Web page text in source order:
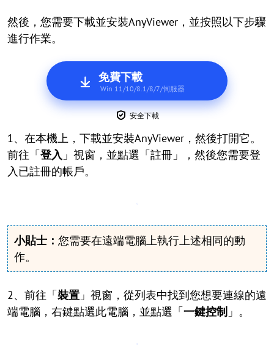
然後，您需要下載並安裝AnyViewer，並按照以下步驟
進行作業。
免費下載
Win 11/10/8.1/8/7/伺服器
安全下載
1、在本機上，下載並安裝AnyViewer，然後打開它。
前往「登入 」視窗，並點選「註冊」，然後您需要登
入已註冊的帳戶。
小貼士： 您需要在遠端電腦上執行上述相同的動
作。
2、前往「裝置 」視窗，從列表中找到您想要連線的遠
端電腦，右鍵點選此電腦，並點選「一鍵控制 」。